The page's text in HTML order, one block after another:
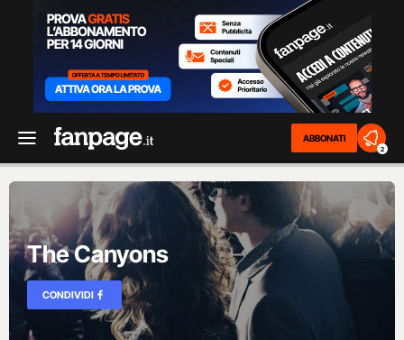
ABBONATI
2
The Canyons
CONDIVIDI